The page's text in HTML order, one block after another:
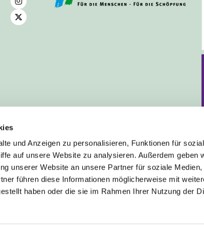
und Anzeigen zu personalisieren, Funktionen für
auf unsere Website zu analysieren. Außerdem geben
unserer Website an unsere Partner für soziale Medien,
führen diese Informationen möglicherweise mit
haben oder die sie im Rahmen Ihrer Nutzung der
Deutsch
ChurchDesk-